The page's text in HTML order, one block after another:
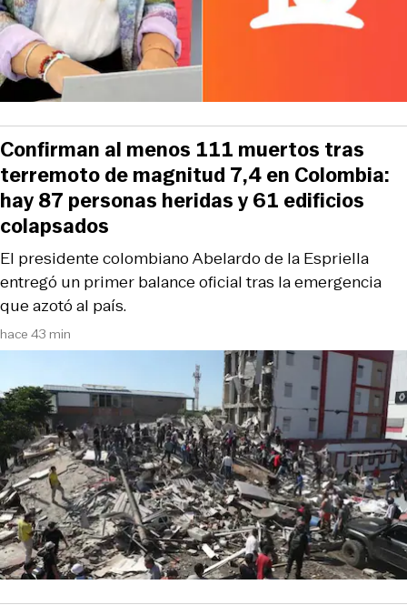
hace 43 min
El presidente colombiano Abelardo de la Espriella
entregó un primer balance oficial tras la emergencia
que azotó al país.
Confirman al menos 111 muertos tras
terremoto de magnitud 7,4 en Colombia:
hay 87 personas heridas y 61 edificios
colapsados